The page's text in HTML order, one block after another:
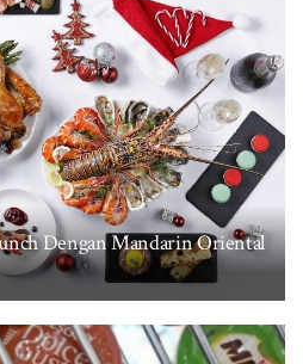
Dengan Mandarin Oriental